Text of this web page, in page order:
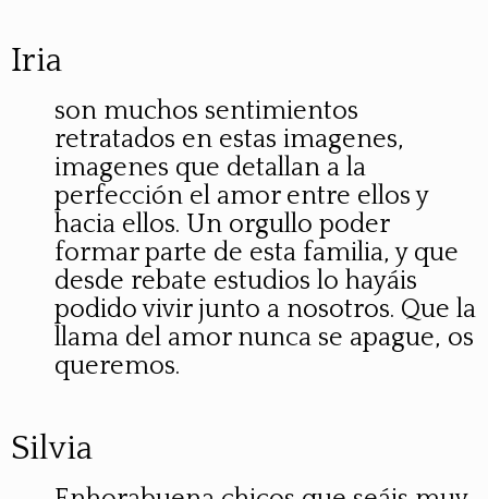
Iria
son muchos sentimientos
retratados en estas imagenes,
imagenes que detallan a la
perfección el amor entre ellos y
hacia ellos. Un orgullo poder
formar parte de esta familia, y que
desde rebate estudios lo hayáis
podido vivir junto a nosotros. Que la
llama del amor nunca se apague, os
queremos.
Silvia